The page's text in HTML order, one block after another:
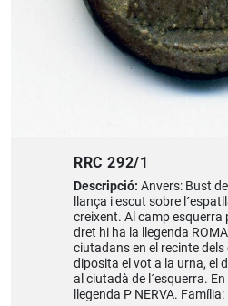
RRC 292/1
Descripció: Anvers: Bust
llança i escut sobre
creixent. Al camp
dret hi ha la llegenda
ciutadans en el recinte
diposita el vot a la urna, el
al ciutadà de l´esquerra.
llegenda P NERVA.